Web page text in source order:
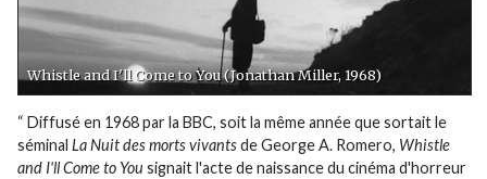
Whistle and I'll Come to You (Jonathan Miller, 1968)
“ Diffusé en 1968 par la BBC, soit la même année que sortait le
séminal La Nuit des morts vivantsde George A. Romero, Whistle
and I'll Come to You signait l'acte de naissance du cinéma d'horreur